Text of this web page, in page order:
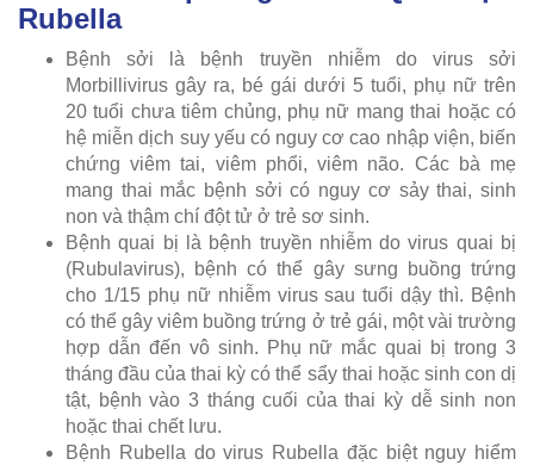
Rubella
Bệnh sởi là bệnh truyền nhiễm do virus sởi
Morbillivirus gây ra, bé gái dưới 5 tuổi, phụ nữ trên
20 tuổi chưa tiêm chủng, phụ nữ mang thai hoặc có
hệ miễn dịch suy yếu có nguy cơ cao nhập viện, biến
chứng viêm tai, viêm phổi, viêm não. Các bà mẹ
mang thai mắc bệnh sởi có nguy cơ sảy thai, sinh
non và thậm chí đột tử ở trẻ sơ sinh.
Bệnh quai bị là bệnh truyền nhiễm do virus quai bị
(Rubulavirus), bệnh có thể gây sưng buồng trứng
cho 1/15 phụ nữ nhiễm virus sau tuổi dậy thì. Bệnh
có thể gây viêm buồng trứng ở trẻ gái, một vài trường
hợp dẫn đến vô sinh. Phụ nữ mắc quai bị trong 3
tháng đầu của thai kỳ có thể sẩy thai hoặc sinh con dị
tật, bệnh vào 3 tháng cuối của thai kỳ dễ sinh non
hoặc thai chết lưu.
Bệnh Rubella do virus Rubella đặc biệt nguy hiểm